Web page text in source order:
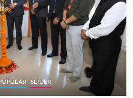
SLIDER